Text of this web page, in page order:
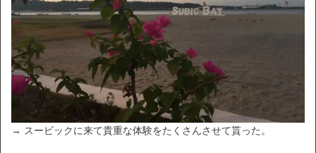
→ スービックに来て貴重な体験をたくさんさせて貰った。